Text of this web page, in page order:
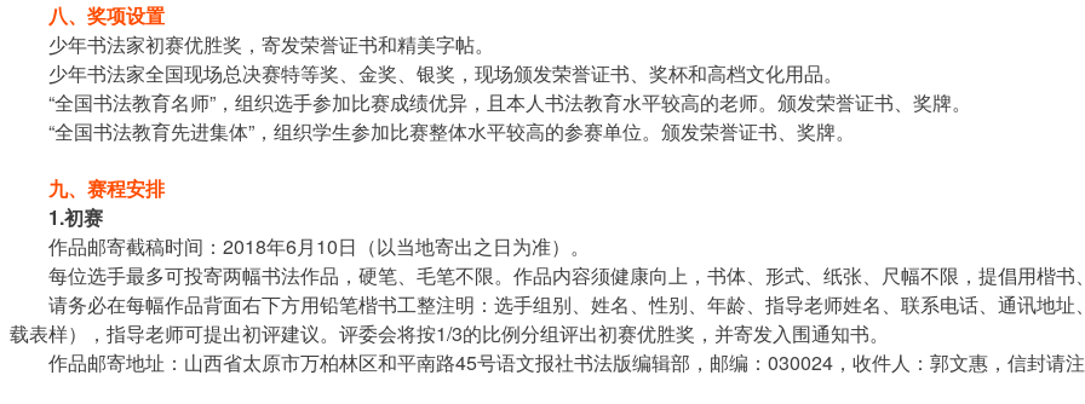
八、奖项设置
少年书法家初赛优胜奖，寄发荣誉证书和精美字帖。
少年书法家全国现场总决赛特等奖、金奖、银奖，现场颁发荣誉证书、奖杯和高档文化用品。
“全国书法教育名师”，组织选手参加比赛成绩优异，且本人书法教育水平较高的老师。颁发荣誉证书、奖牌。
“全国书法教育先进集体”，组织学生参加比赛整体水平较高的参赛单位。颁发荣誉证书、奖牌。
九、赛程安排
1.初赛
作品邮寄截稿时间：2018年6月10日（以当地寄出之日为准）。
每位选手最多可投寄两幅书法作品，硬笔、毛笔不限。作品内容须健康向上，书体、形式、纸张、尺幅不限，提倡用楷
请务必在每幅作品背面右下方用铅笔楷书工整注明：选手组别、姓名、性别、年龄、指导老师姓名、联系电话、通讯地
载表样），指导老师可提出初评建议。评委会将按1/3的比例分组评出初赛优胜奖，并寄发入围通知书。
作品邮寄地址：山西省太原市万柏林区和平南路45号语文报社书法版编辑部，邮编：030024，收件人：郭文惠，信封请